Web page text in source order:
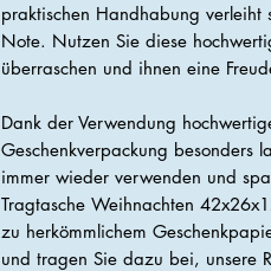
praktischen Handhabung verleiht
Note. Nutzen Sie diese
überraschen und ihnen eine
Dank der Verwendung
Geschenkverpackung besonders
immer wieder verwenden und
Tragtasche Weihnachten
zu herkömmlichem
und tragen Sie dazu bei, unsere